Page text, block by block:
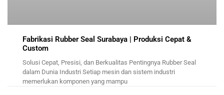
Fabrikasi Rubber Seal Surabaya | Produksi Cepat &
Custom
Solusi Cepat, Presisi, dan Berkualitas Pentingnya Rubber Seal
dalam Dunia Industri Setiap mesin dan sistem industri
memerlukan komponen yang mampu